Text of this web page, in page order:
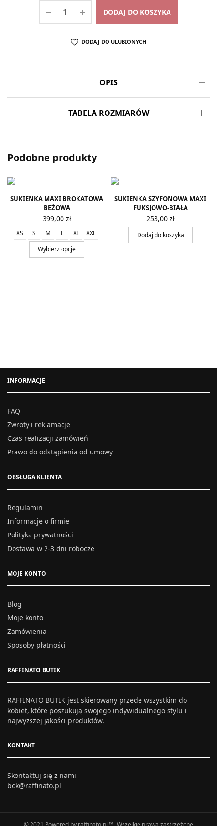
DODAJ DO KOSZYKA
DODAJ DO ULUBIONYCH
OPIS
TABELA ROZMIARÓW
Podobne produkty
SUKIENKA MAXI BROKATOWA
BEŻOWA
399,00 zł
XS S M L XL
XXL
Wybierz opcje
SUKIENKA SZYFONOWA MAXI
FUKSJOWO-BIAŁA
253,00 zł
Dodaj do koszyka
INFORMACJE
FAQ
Zwroty i reklamacje
Czas realizacji zamówień
Prawo do odstąpienia od umowy
OBSŁUGA KLIENTA
Regulamin
Informacje o firmie
Polityka prywatności
Dostawa w 2-3 dni robocze
MOJE KONTO
Blog
Moje konto
Zamówienia
Sposoby płatności
RAFFINATO BUTIK
RAFFINATO BUTIK jest skierowany przede wszystkim do
kobiet, które poszukują swojego indywidualnego stylu i
najwyższej jakości produktów.
KONTAKT
Skontaktuj się z nami:
bok@raffinato.pl
© 2021 Powered by raffinato.pl ™. Wszelkie prawa zastrzeżone